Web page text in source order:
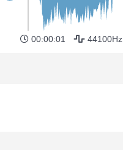
00:00:01 44100Hz